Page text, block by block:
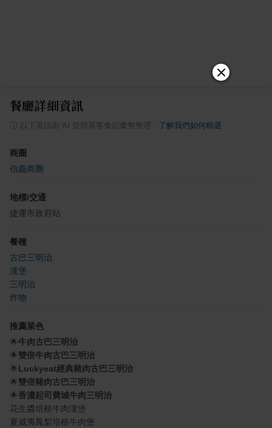
餐廳詳細資訊
以下資訊由 AI 從部落客食記彙整整理 了解我們如何精選
商圈
信義商圈
地標/交通
捷運市政府站
餐種
古巴三明治
漢堡
三明治
炸物
推薦菜色
🌟牛肉古巴三明治
🌟雙倍牛肉古巴三明治
🌟Luckyeat經典豬肉古巴三明治
🌟雙倍豬肉古巴三明治
🌟香濃起司費城牛肉三明治
花生醬培根牛肉漢堡
夏威夷鳳梨培根牛肉堡